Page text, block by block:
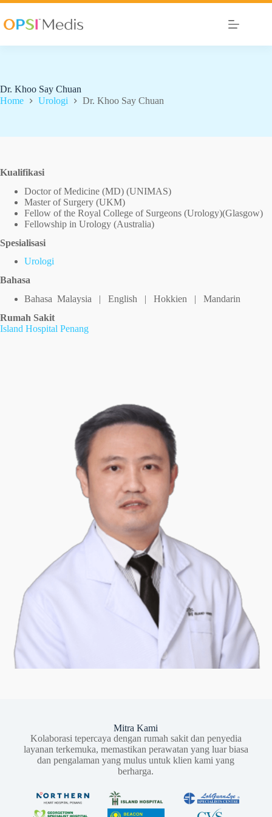
Dr. Khoo Say Chuan
Home
Urologi Dr. Khoo Say Chuan
Kualifikasi
Doctor of Medicine (MD) (UNIMAS)
Master of Surgery (UKM)
Fellow of the Royal College of Surgeons (Urology)(Glasgow)
Fellowship in Urology (Australia)
Spesialisasi
Urologi
Bahasa
Bahasa Malaysia | English | Hokkien | Mandarin
Rumah Sakit
Island Hospital Penang
Mitra Kami
Kolaborasi tepercaya dengan rumah sakit dan penyedia
layanan terkemuka, memastikan perawatan yang luar biasa
dan pengalaman yang mulus untuk klien kami yang
berharga.